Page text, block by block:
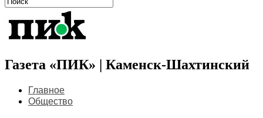
Газета «ПИК» | Каменск-Шахтинский
Главное
Общество